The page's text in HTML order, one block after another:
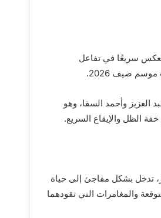
سريعًا في تفاعل
صيف 2026.
العزيز وأحمد السقا، وهو
الظل والإيقاع السريع.
تدخل بشكل مفاجئ إلى حياة
والمغامرات التي تقودهما